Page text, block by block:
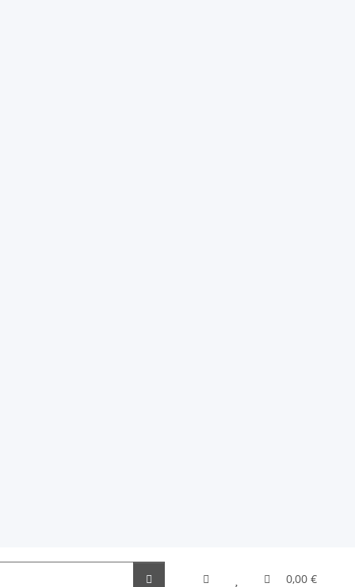
0,00 €